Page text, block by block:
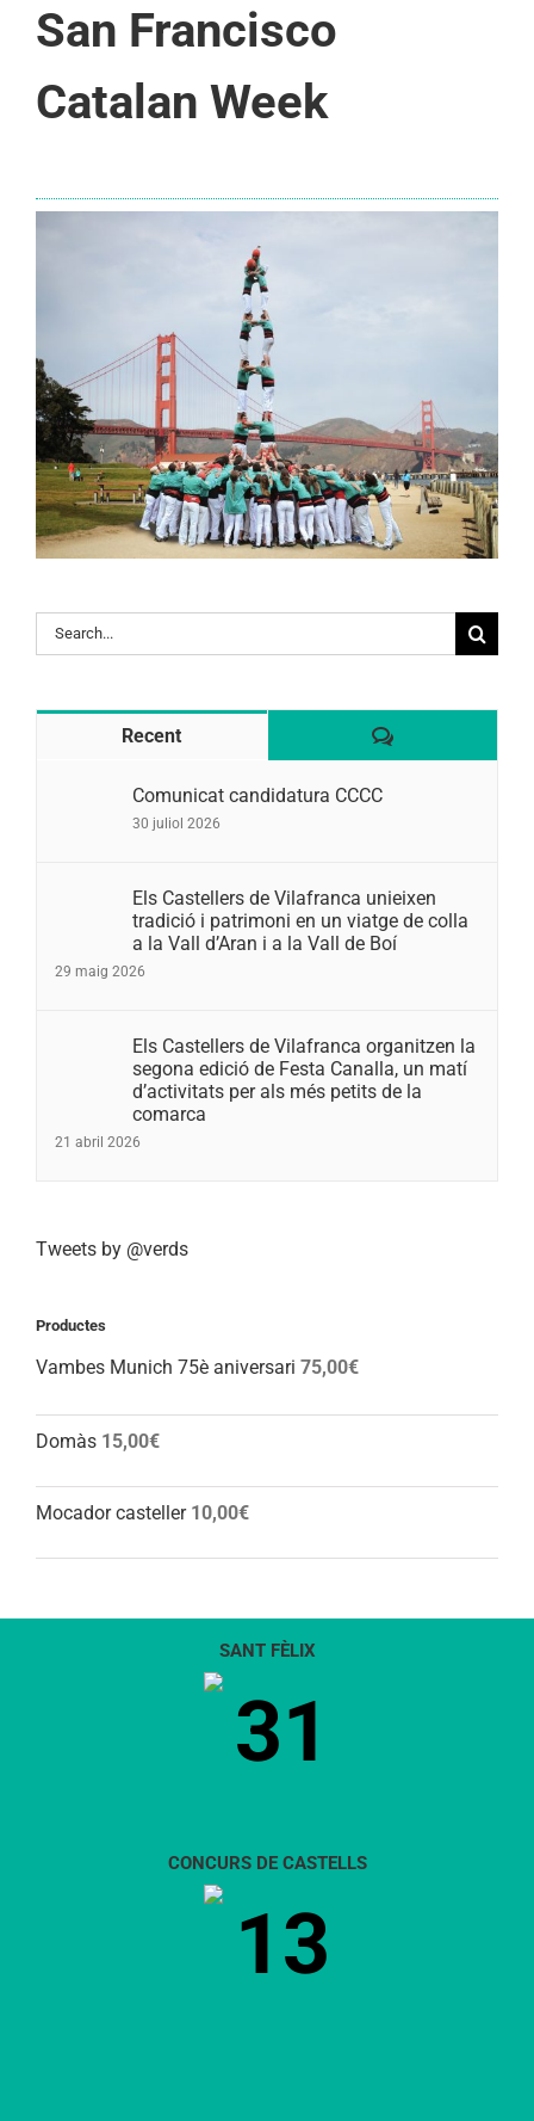
San Francisco
Catalan Week
Search
for:
Recent Comentaris
Comunicat candidatura CCCC
30 juliol 2026
Els Castellers de Vilafranca unieixen
tradició i patrimoni en un viatge de colla
a la Vall d’Aran i a la Vall de Boí
29 maig 2026
Els Castellers de Vilafranca organitzen la
segona edició de Festa Canalla, un matí
d’activitats per als més petits de la
comarca
21 abril 2026
Tweets by @verds
Productes
Vambes Munich 75è aniversari 75,00€
Domàs 15,00€
Mocador casteller 10,00€
SANT FÈLIX
31
CONCURS DE CASTELLS
13